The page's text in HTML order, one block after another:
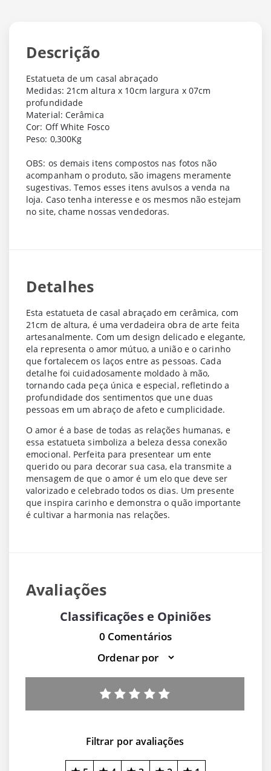
Descrição
Estatueta de um casal abraçado
Medidas: 21cm altura x 10cm largura x 07cm
profundidade
Material: Cerâmica
Cor: Off White Fosco
Peso: 0,300Kg
OBS: os demais itens compostos nas fotos não
acompanham o produto, são imagens meramente
sugestivas. Temos esses itens avulsos a venda na
loja. Caso tenha interesse e os mesmos não estejam
no site, chame nossas vendedoras.
Detalhes
Esta estatueta de casal abraçado em cerâmica, com
21cm de altura, é uma verdadeira obra de arte feita
artesanalmente. Com um design delicado e elegante,
ela representa o amor mútuo, a união e o carinho
que fortalecem os laços entre as pessoas. Cada
detalhe foi cuidadosamente moldado à mão,
tornando cada peça única e especial, refletindo a
profundidade dos sentimentos que une duas
pessoas em um abraço de afeto e cumplicidade.
O amor é a base de todas as relações humanas, e
essa estatueta simboliza a beleza dessa conexão
emocional. Perfeita para presentear um ente
querido ou para decorar sua casa, ela transmite a
mensagem de que o amor é um elo que deve ser
valorizado e celebrado todos os dias. Um presente
que inspira carinho e demonstra o quão importante
é cultivar a harmonia nas relações.
Avaliações
Classificações e Opiniões
0 Comentários
Filtrar por avaliações